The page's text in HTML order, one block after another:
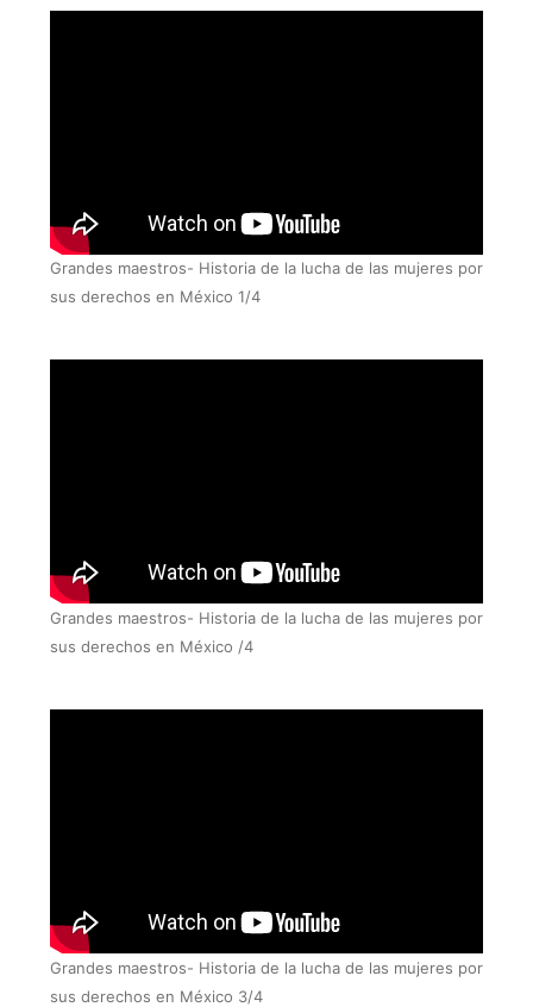
Grandes maestros- Historia de la lucha de las mujeres por
sus derechos en México 1/4
Grandes maestros- Historia de la lucha de las mujeres por
sus derechos en México /4
Grandes maestros- Historia de la lucha de las mujeres por
sus derechos en México 3/4